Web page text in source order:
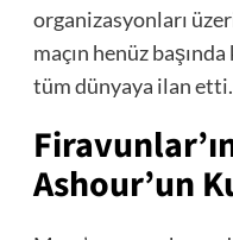
organizasyonları
maçın henüz
tüm dünyaya ilan etti.
Ashour’un